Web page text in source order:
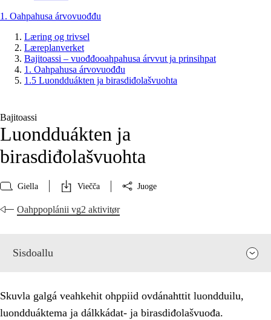
1. Oahpahusa árvovuođđu
Læring og trivsel
Læreplanverket
Bajitoassi – vuođđooahpahusa árvvut ja prinsihpat
1. Oahpahusa árvovuođđu
1.5 Luondduákten ja birasdiđolašvuohta
Bajitoassi
Luondduákten ja
birasdiđolašvuohta
Giella Viečča Juoge
Oahppoplánii vg2 aktivitør
Sisdoallu
Skuvla galgá veahkehit ohppiid ovdánahttit luondduilu,
luondduáktema ja dálkkádat- ja birasdiđolašvuođa.